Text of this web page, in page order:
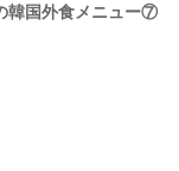
韓国外食メニュー⑦